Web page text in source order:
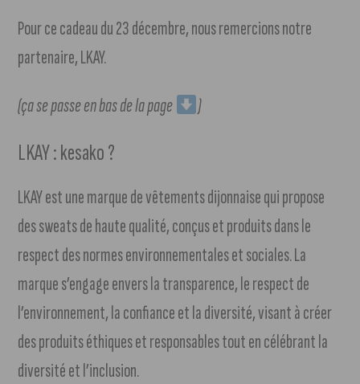
Pour ce cadeau du 23 décembre, nous remercions notre
partenaire, LKAY.
(ça se passe en bas de la page )
LKAY : kesako ?
LKAY est une marque de vêtements dijonnaise qui propose
des sweats de haute qualité, conçus et produits dans le
respect des normes environnementales et sociales. La
marque s’engage envers la transparence, le respect de
l’environnement, la confiance et la diversité, visant à créer
des produits éthiques et responsables tout en célébrant la
diversité et l’inclusion.